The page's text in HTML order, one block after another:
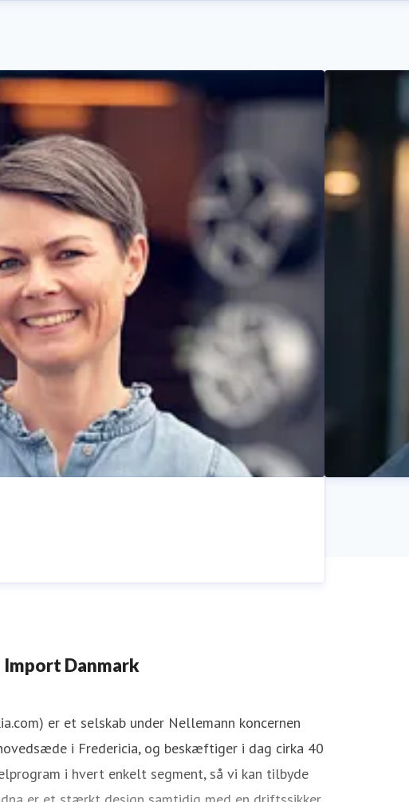
Import Danmark
er et selskab under Nellemann koncernen
i Fredericia, og beskæftiger i dag cirka 40
i hvert enkelt segment, så vi kan tilbyde